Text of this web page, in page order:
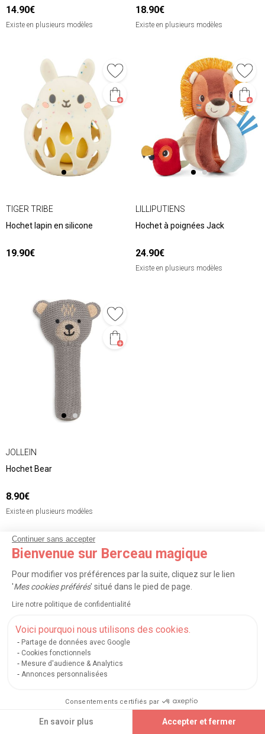
Continuer sans accepter
Bienvenue sur Berceau magique
Pour modifier vos préférences par la suite, cliquez sur le lien
'Mes cookies préférés' situé dans le pied de page.
Lire notre politique de confidentialité
Voici pourquoi nous utilisons des cookies.
Partage de données avec Google
Cookies fonctionnels
Mesure d'audience & Analytics
Annonces personnalisées
Consentements certifiés par
En savoir plus Accepter et fermer
14.90€
Existe en plusieurs modèles
18.90€
Existe en plusieurs modèles
TIGER TRIBE
Hochet lapin en silicone
19.90€
LILLIPUTIENS
Hochet à poignées Jack
24.90€
Existe en plusieurs modèles
JOLLEIN
Hochet Bear
8.90€
Existe en plusieurs modèles
Vous avez vu articles sur 149
Afficher plus d’articles
TRIER
Découvrez toutes nos marques du
rayon